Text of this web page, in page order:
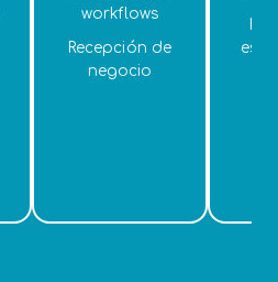
workflows
Recepción de
negocio